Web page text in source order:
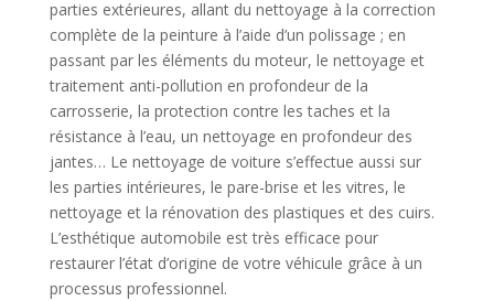
parties extérieures, allant du nettoyage à la correction
complète de la peinture à l’aide d’un polissage ; en
passant par les éléments du moteur, le nettoyage et
traitement anti-pollution en profondeur de la
carrosserie, la protection contre les taches et la
résistance à l’eau, un nettoyage en profondeur des
jantes… Le nettoyage de voiture s’effectue aussi sur
les parties intérieures, le pare-brise et les vitres, le
nettoyage et la rénovation des plastiques et des cuirs.
L’esthétique automobile est très efficace pour
restaurer l’état d’origine de votre véhicule grâce à un
processus professionnel.